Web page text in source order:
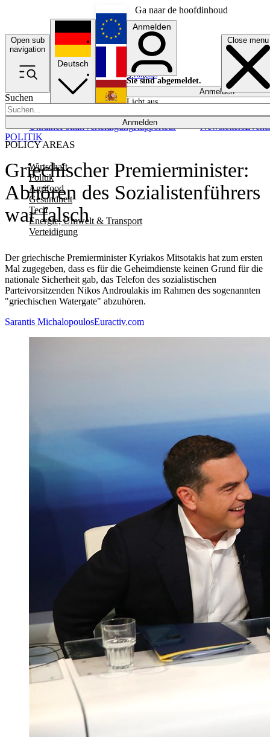
Ga naar de hoofdinhoud
Open sub
navigation
Close menu
Suchen
Anmelden
POLICY AREAS
Wirtschaft
Politik
Agrifood
Gesundheit
Tech
Energie, Umwelt & Transport
Verteidigung
UkrainePolitikVerteidigungRapporteur NewslettersEvents
Deutsch
English
Français
Anmelden
Sie sind abgemeldet.
Anmelden
Licht aus
Griechischer Premierminister:
Abhören des Sozialistenführers
war falsch
Der griechische Premierminister Kyriakos Mitsotakis hat zum ersten
Mal zugegeben, dass es für die Geheimdienste keinen Grund für die
nationale Sicherheit gab, das Telefon des sozialistischen
Parteivorsitzenden Nikos Androulakis im Rahmen des sogenannten
"griechischen Watergate" abzuhören.
POLITIK
Sarantis MichalopoulosEuractiv.com